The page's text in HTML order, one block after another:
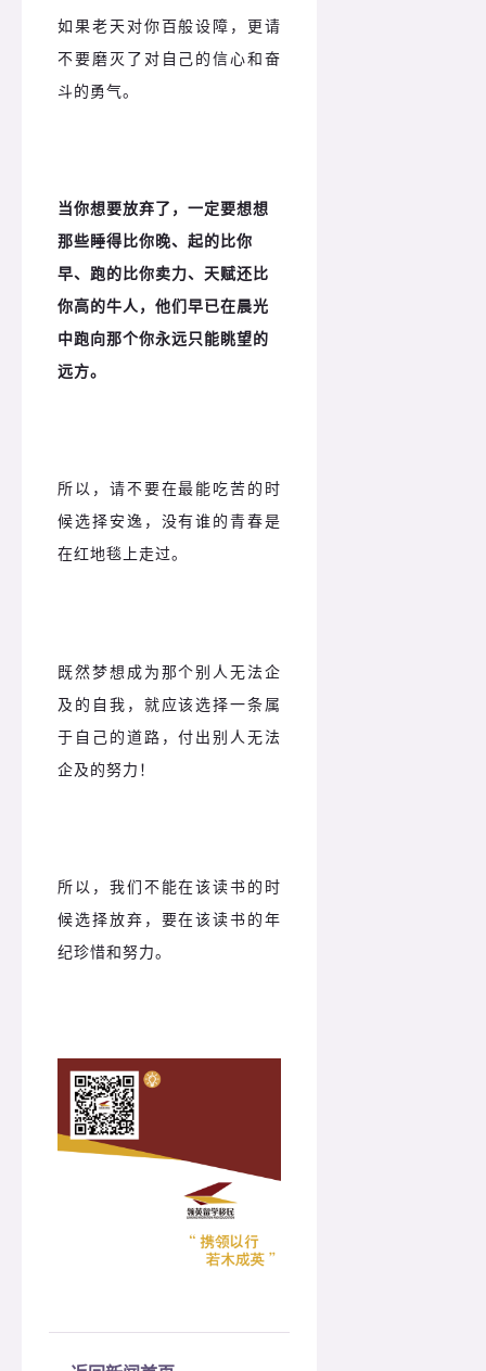
如果老天对你百般设障，更请
不要磨灭了对自己的信心和奋
斗的勇气。
当你想要放弃了，一定要想想
那些睡得比你晚、起的比你
早、跑的比你卖力、天赋还比
你高的牛人，他们早已在晨光
中跑向那个你永远只能眺望的
远方。
所以，请不要在最能吃苦的时
候选择安逸，没有谁的青春是
在红地毯上走过。
既然梦想成为那个别人无法企
及的自我，就应该选择一条属
于自己的道路，付出别人无法
企及的努力！
所以，我们不能在该读书的时
候选择放弃，要在该读书的年
纪珍惜和努力。